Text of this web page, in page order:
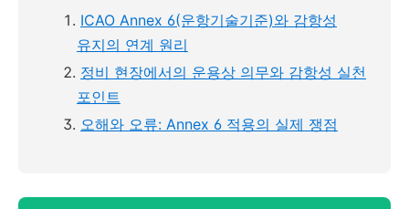
ICAO Annex 6(운항기술기준)와 감항성
유지의 연계 원리
정비 현장에서의 운용상 의무와 감항성 실천
포인트
오해와 오류: Annex 6 적용의 실제 쟁점